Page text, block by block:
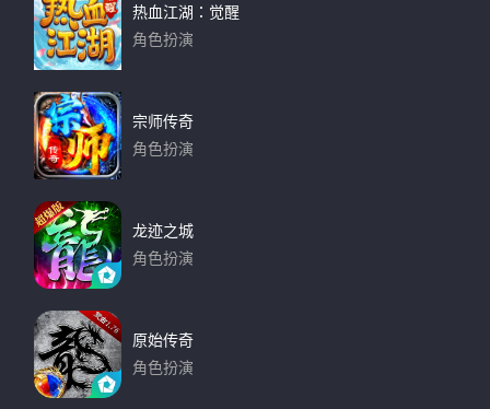
热血江湖：觉醒
角色扮演
宗师传奇
角色扮演
龙迹之城
角色扮演
原始传奇
角色扮演